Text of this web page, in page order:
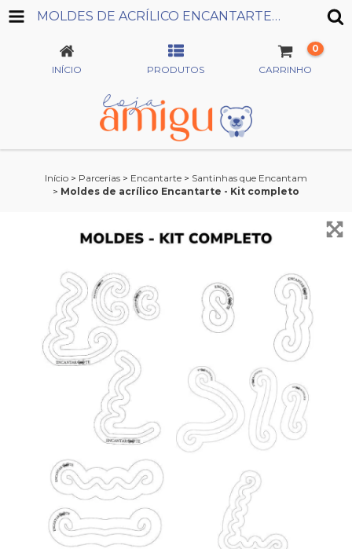
MOLDES DE ACRÍLICO ENCANTARTE - KIT COMPLETO
INÍCIO PRODUTOS CARRINHO
0
Início > Parcerias > Encantarte > Santinhas que Encantam
> Moldes de acrílico Encantarte - Kit completo